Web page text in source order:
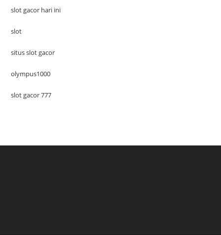
slot gacor hari ini
slot
situs slot gacor
olympus1000
slot gacor 777